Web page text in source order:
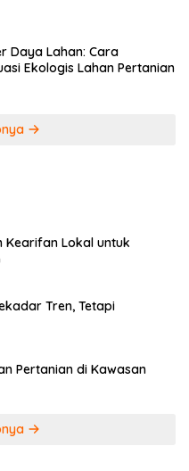
Daya Lahan: Cara
Ekologis Lahan Pertanian
Kearifan Lokal untuk
Tren, Tetapi
Pertanian di Kawasan